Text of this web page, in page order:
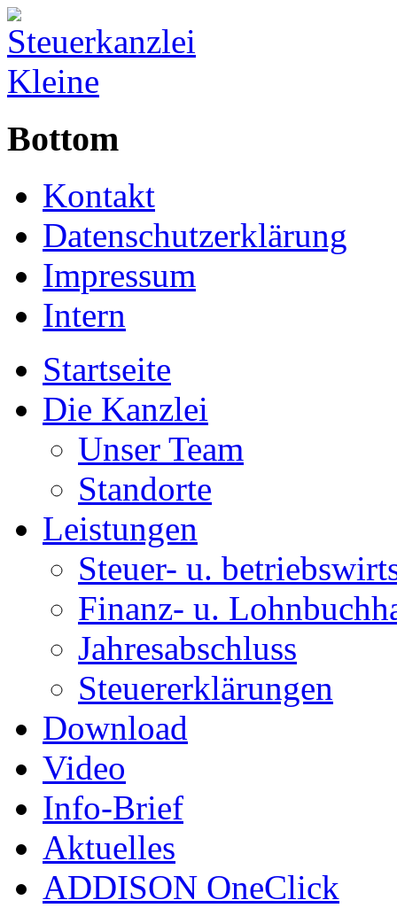
Bottom
Kontakt
Datenschutzerklärung
Impressum
Intern
Startseite
Die Kanzlei
Unser Team
Standorte
Leistungen
Steuer- u.
Finanz- u.
Jahresabschluss
Steuererklärungen
Download
Video
Info-Brief
Aktuelles
ADDISON OneClick